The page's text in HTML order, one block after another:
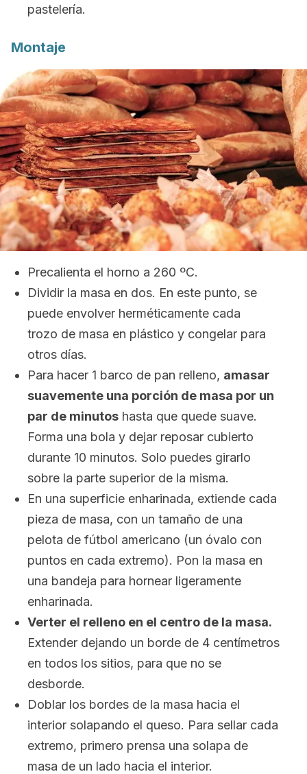
pastelería.
Montaje
Precalienta el horno a 260 ºC.
Dividir la masa en dos. En este punto, se
puede envolver herméticamente cada
trozo de masa en plástico y congelar para
otros días.
Para hacer 1 barco de pan relleno, amasar
suavemente una porción de masa por un
par de minutos hasta que quede suave.
Forma una bola y dejar reposar cubierto
durante 10 minutos. Solo puedes girarlo
sobre la parte superior de la misma.
En una superficie enharinada, extiende cada
pieza de masa, con un tamaño de una
pelota de fútbol americano (un óvalo con
puntos en cada extremo). Pon la masa en
una bandeja para hornear ligeramente
enharinada.
Verter el relleno en el centro de la masa.
Extender dejando un borde de 4 centímetros
en todos los sitios, para que no se
desborde.
Doblar los bordes de la masa hacia el
interior solapando el queso. Para sellar cada
extremo, primero prensa una solapa de
masa de un lado hacia el interior.